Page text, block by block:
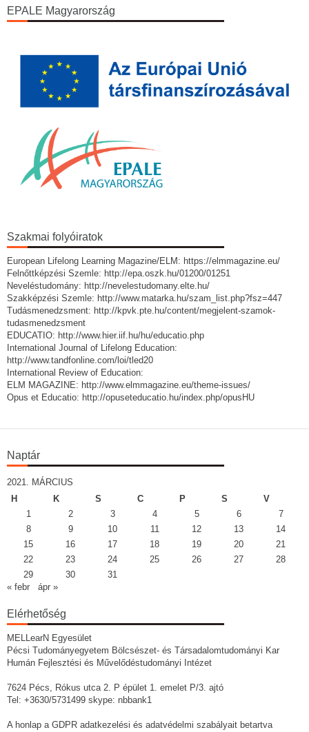
EPALE Magyarország
Szakmai folyóiratok
European Lifelong Learning Magazine/ELM: https://elmmagazine.eu/
Felnőttképzési Szemle: http://epa.oszk.hu/01200/01251
Neveléstudomány: http://nevelestudomany.elte.hu/
Szakképzési Szemle: http://www.matarka.hu/szam_list.php?fsz=447
Tudásmenedzsment: http://kpvk.pte.hu/content/megjelent-szamok-
tudasmenedzsment
EDUCATIO: http://www.hier.iif.hu/hu/educatio.php
International Journal of Lifelong Education:
http://www.tandfonline.com/loi/tled20
International Review of Education:
ELM MAGAZINE: http://www.elmmagazine.eu/theme-issues/
Opus et Educatio: http://opuseteducatio.hu/index.php/opusHU
Naptár
2021. MÁRCIUS
H
K S C P S
V
1
2 3 4 5 6
7
8
9 10 11 12 13
14
15
16 17 18 19 20
21
22
23 24 25 26 27
28
29
30
31
« febr
ápr »
Elérhetőség
MELLearN Egyesület
Pécsi Tudományegyetem Bölcsészet- és Társadalomtudományi Kar
Humán Fejlesztési és Művelődéstudományi Intézet
7624 Pécs, Rókus utca 2. P épület 1. emelet P/3. ajtó
Tel: +3630/5731499 skype: nbbank1
A honlap a GDPR adatkezelési és adatvédelmi szabályait betartva